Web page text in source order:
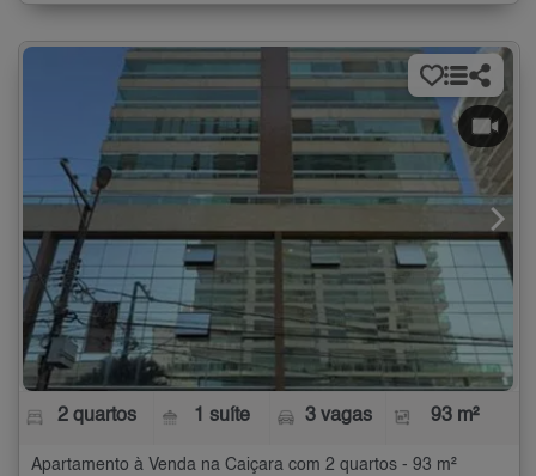
2 quartos 1 suíte 3 vagas 93 m²
Apartamento à Venda na Caiçara com 2 quartos - 93 m²